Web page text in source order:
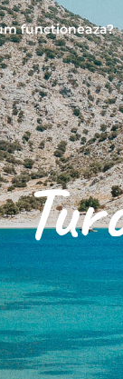
functioneaza?